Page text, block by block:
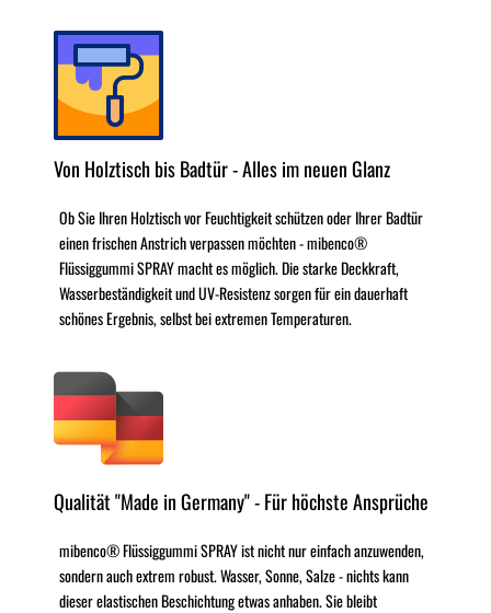
Von Holztisch bis Badtür - Alles im neuen Glanz
Ob Sie Ihren Holztisch vor Feuchtigkeit schützen oder Ihrer Badtür
einen frischen Anstrich verpassen möchten - mibenco®
Flüssiggummi SPRAY macht es möglich. Die starke Deckkraft,
Wasserbeständigkeit und UV-Resistenz sorgen für ein dauerhaft
schönes Ergebnis, selbst bei extremen Temperaturen.
Qualität "Made in Germany" - Für höchste Ansprüche
mibenco® Flüssiggummi SPRAY ist nicht nur einfach anzuwenden,
sondern auch extrem robust. Wasser, Sonne, Salze - nichts kann
dieser elastischen Beschichtung etwas anhaben. Sie bleibt